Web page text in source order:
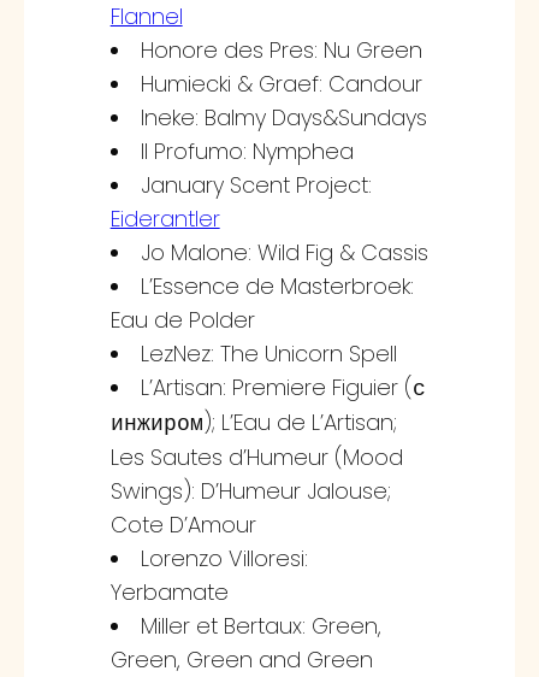
Flannel
Honore des Pres: Nu Green
Humiecki & Graef: Candour
Ineke: Balmy Days&Sundays
Il Profumo: Nymphea
January Scent Project:
Eiderantler
Jo Malone: Wild Fig & Cassis
L’Essence de Masterbroek:
Eau de Polder
LezNez: The Unicorn Spell
L’Artisan: Premiere Figuier ( с
инжиром ); L’Eau de L’Artisan;
Les Sautes d’Humeur (Mood
Swings): D’Humeur Jalouse;
Cote D’Amour
Lorenzo Villoresi:
Yerbamate
Miller et Bertaux: Green,
Green, Green and Green